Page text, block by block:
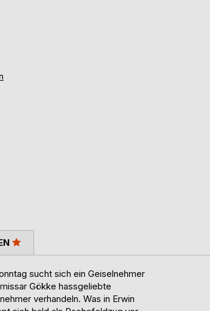
sucht sich ein Geiselnehmer
Gökke hassgeliebte
verhandeln. Was in Erwin